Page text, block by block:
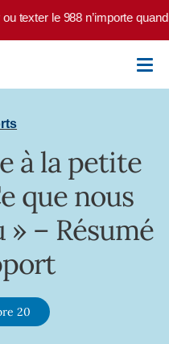
texter le 988 n’importe
à la petite
que nous
– Résumé
20